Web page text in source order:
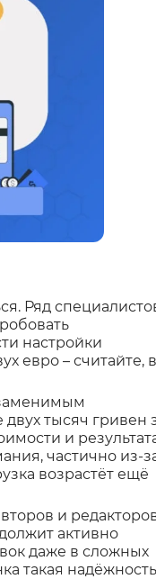
Ряд
настройки
евро – считайте,
тысяч гривен
и
частично из-
возрастёт ещё
и
активно
даже в сложных
такая надёжность